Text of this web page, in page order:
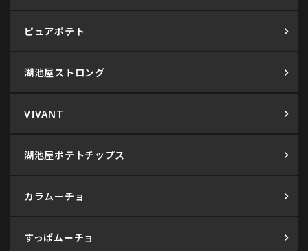
ピュアポテト
湖池屋ストロング
VIVANT
湖池屋ポテトチップス
カラムーチョ
すっぱムーチョ